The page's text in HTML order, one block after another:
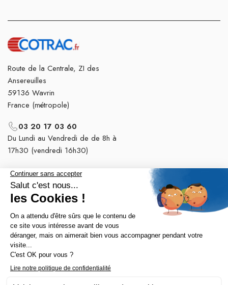
Route de la Centrale, ZI des
Ansereuilles
59136 Wavrin
France (métropole)
03 20 17 03 60
Du Lundi au Vendredi de de 8h à
17h30 (vendredi 16h30)
Nos tops catégories
Notre société 